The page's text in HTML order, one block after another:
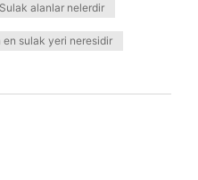
Sulak alanlar nelerdir
en sulak yeri neresidir